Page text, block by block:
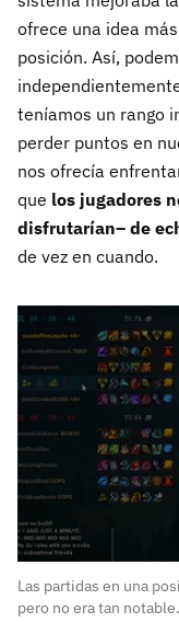
ofrece una idea
posición. Así,
teníamos un rango
perder puntos en
nos ofrecía
que los jugadores
disfrutarían– de
de vez en cuando.
Las partidas en una
pero no era tan notable.